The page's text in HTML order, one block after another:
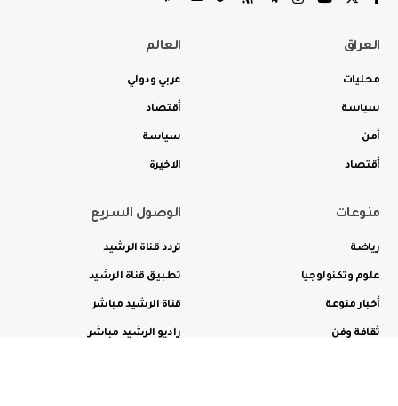
العراق
محليات
سياسة
أمن
أقتصاد
العالم
عربي ودولي
أقتصاد
سياسة
الاخيرة
منوعات
رياضة
علوم وتكنولوجيا
أخبار منوعة
ثقافة وفن
الوصول السريع
تردد قناة الرشيد
تطبيق قناة الرشيد
قناة الرشيد مباشر
راديو الرشيد مباشر